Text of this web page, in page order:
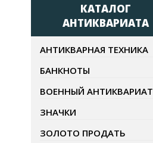
КАТАЛОГ
АНТИКВАРИАТА
АНТИКВАРНАЯ ТЕХНИКА
БАНКНОТЫ
ВОЕННЫЙ АНТИКВАРИАТ
ЗНАЧКИ
ЗОЛОТО ПРОДАТЬ